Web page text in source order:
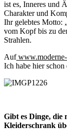
ist es, Inneres und
Charakter und
Ihr gelebtes Motto:
vom Kopf bis zu
Strahlen.
Auf
Ich habe hier
Gibt es Dinge, die
Kleiderschrank